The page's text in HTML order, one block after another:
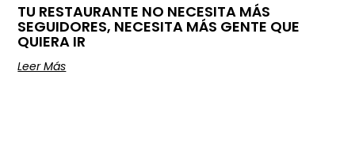
TU RESTAURANTE NO NECESITA MÁS
SEGUIDORES, NECESITA MÁS GENTE QUE
QUIERA IR
Leer Más